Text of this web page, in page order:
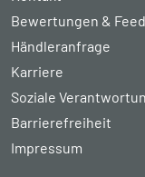
Bewertungen &
Händleranfrage
Karriere
Soziale
Barrierefreiheit
Impressum